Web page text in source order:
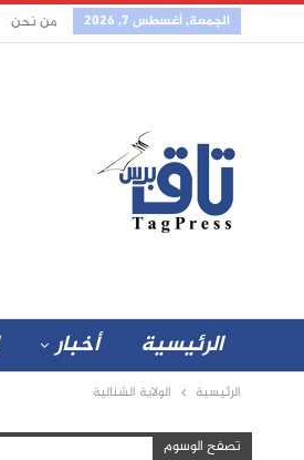
الجمعة, أغسطس 7, 2026 من نحن
الرئيسية أخبار
الرئيسية الولاية الشنالية
تصفح الوسوم